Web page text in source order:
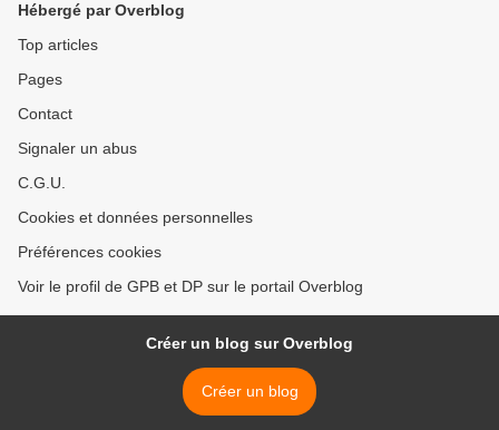
Hébergé par Overblog
Top articles
Pages
Contact
Signaler un abus
C.G.U.
Cookies et données personnelles
Préférences cookies
Voir le profil de GPB et DP sur le portail Overblog
Créer un blog sur Overblog
Créer un blog